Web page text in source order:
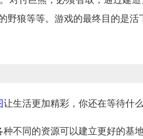
狼等等。游戏的最终目的是活
让生活更加精彩，你还在等待什
不同的资源可以建立更好的基地